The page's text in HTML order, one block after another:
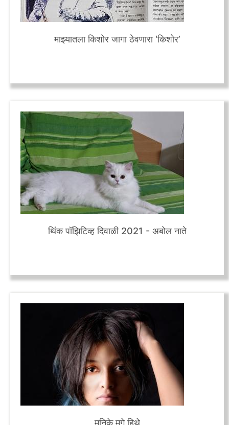
माझ्यातला किशोर जागा ठेवणारा ‘किशोर’
थिंक पॉझिटिव्ह दिवाळी 2021 - अबोल नाते